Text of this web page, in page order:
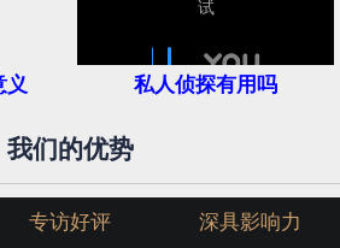
义 私人侦探有用吗
我们的优势
专访好评 深具影响力